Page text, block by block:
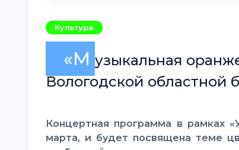
Культура
«М узыкальная
Вологодской областной
Концертная программа в рамках «Университета культуры» пройдет в пятницу, 27
марта, и будет посвящена теме